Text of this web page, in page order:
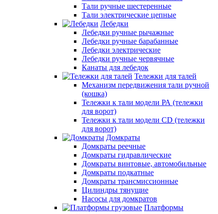
Тали ручные шестеренные
Тали электрические цепные
Лебедки
Лебедки ручные рычажные
Лебедки ручные барабанные
Лебедки электрические
Лебедки ручные червячные
Канаты для лебедок
Тележки для талей
Механизм передвижения тали ручной
(кошка)
Тележки к тали модели РА (тележки
для ворот)
Тележки к тали модели CD (тележки
для ворот)
Домкраты
Домкраты реечные
Домкраты гидравлические
Домкраты винтовые, автомобильные
Домкраты подкатные
Домкраты трансмиссионные
Цилиндры тянущие
Насосы для домкратов
Платформы